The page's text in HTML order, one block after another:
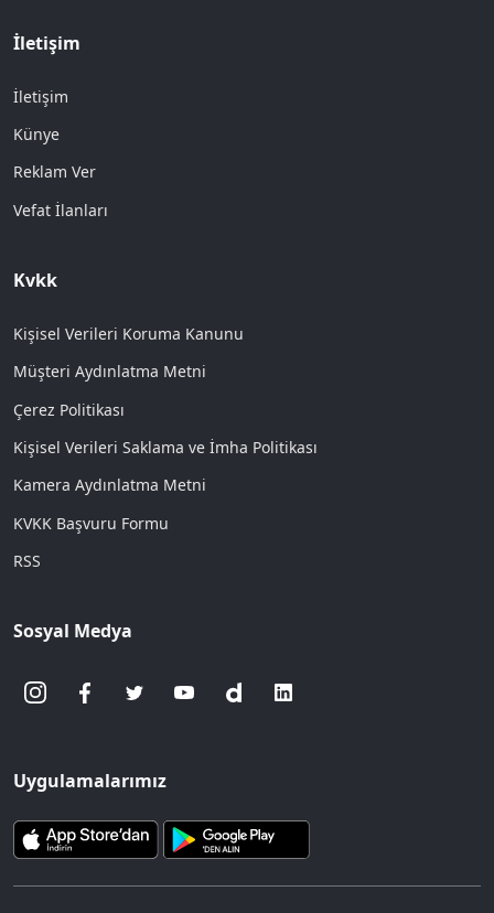
İletişim
İletişim
Künye
Reklam Ver
Vefat İlanları
Kvkk
Kişisel Verileri Koruma Kanunu
Müşteri Aydınlatma Metni
Çerez Politikası
Kişisel Verileri Saklama ve İmha Politikası
Kamera Aydınlatma Metni
KVKK Başvuru Formu
RSS
Sosyal Medya
Uygulamalarımız